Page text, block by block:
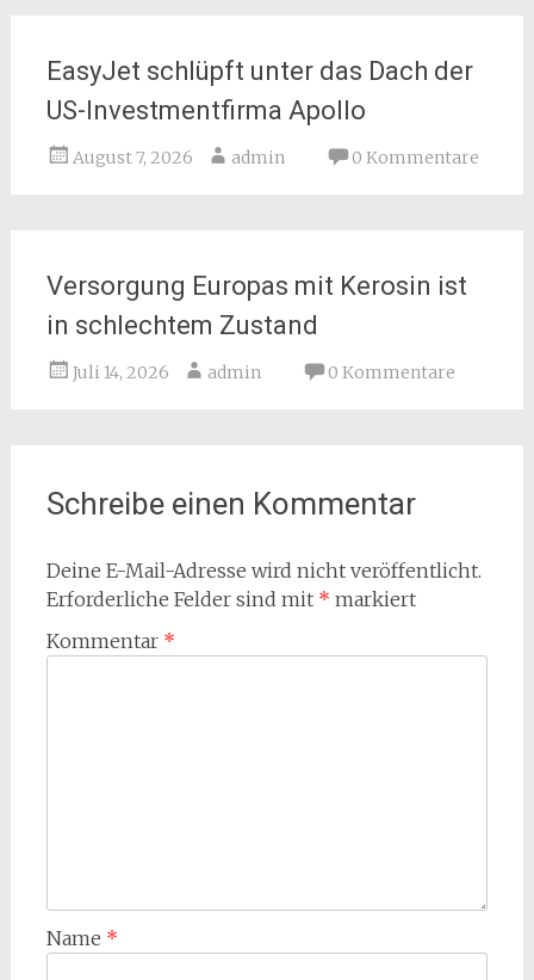
EasyJet schlüpft unter das Dach der
US-Investmentfirma Apollo
August 7, 2026 admin 0 Kommentare
Versorgung Europas mit Kerosin ist
in schlechtem Zustand
Juli 14, 2026 admin 0 Kommentare
Schreibe einen Kommentar
Deine E-Mail-Adresse wird nicht veröffentlicht.
Erforderliche Felder sind mit * markiert
Kommentar *
Name *